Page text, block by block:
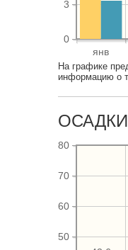
янв
0
3
На графике
информацию о
50
60
70
80